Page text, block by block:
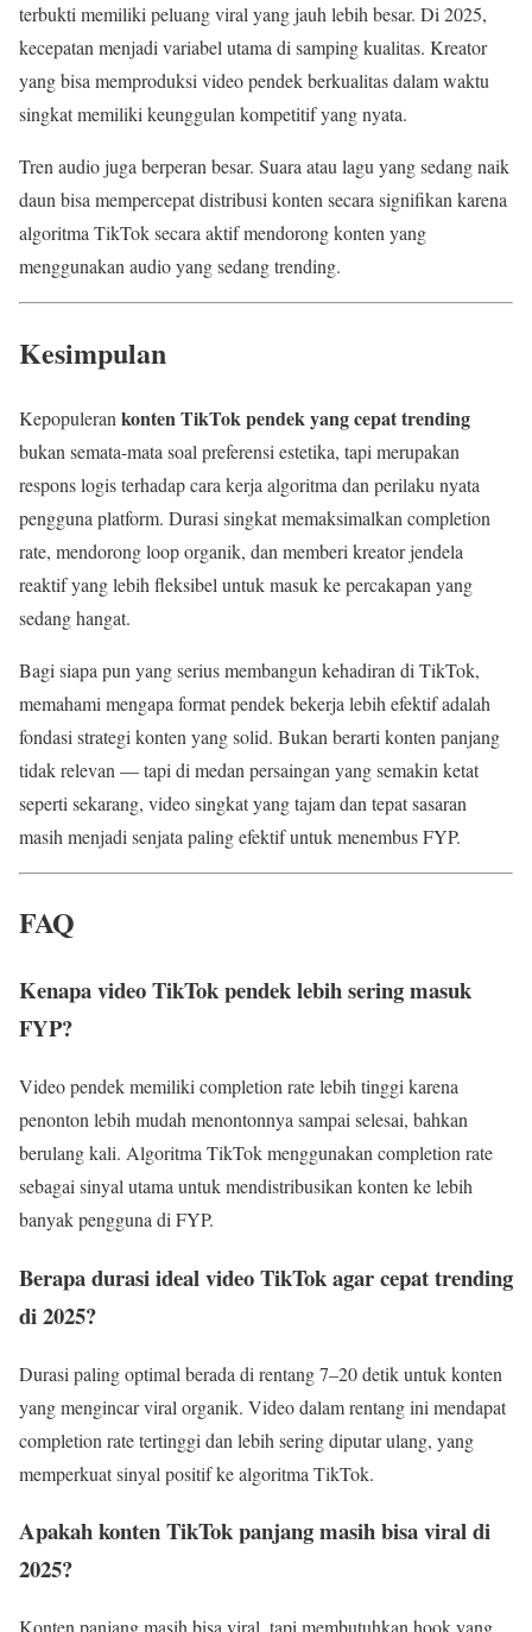
terbukti memiliki peluang viral yang jauh lebih besar. Di 2025,
kecepatan menjadi variabel utama di samping kualitas. Kreator
yang bisa memproduksi video pendek berkualitas dalam waktu
singkat memiliki keunggulan kompetitif yang nyata.
Tren audio juga berperan besar. Suara atau lagu yang sedang naik
daun bisa mempercepat distribusi konten secara signifikan karena
algoritma TikTok secara aktif mendorong konten yang
menggunakan audio yang sedang trending.
Kesimpulan
Kepopuleran konten TikTok pendek yang cepat trending
bukan semata-mata soal preferensi estetika, tapi merupakan
respons logis terhadap cara kerja algoritma dan perilaku nyata
pengguna platform. Durasi singkat memaksimalkan completion
rate, mendorong loop organik, dan memberi kreator jendela
reaktif yang lebih fleksibel untuk masuk ke percakapan yang
sedang hangat.
Bagi siapa pun yang serius membangun kehadiran di TikTok,
memahami mengapa format pendek bekerja lebih efektif adalah
fondasi strategi konten yang solid. Bukan berarti konten panjang
tidak relevan — tapi di medan persaingan yang semakin ketat
seperti sekarang, video singkat yang tajam dan tepat sasaran
masih menjadi senjata paling efektif untuk menembus FYP.
FAQ
Kenapa video TikTok pendek lebih sering masuk
FYP?
Video pendek memiliki completion rate lebih tinggi karena
penonton lebih mudah menontonnya sampai selesai, bahkan
berulang kali. Algoritma TikTok menggunakan completion rate
sebagai sinyal utama untuk mendistribusikan konten ke lebih
banyak pengguna di FYP.
Berapa durasi ideal video TikTok agar cepat trending
di 2025?
Durasi paling optimal berada di rentang 7–20 detik untuk konten
yang mengincar viral organik. Video dalam rentang ini mendapat
completion rate tertinggi dan lebih sering diputar ulang, yang
memperkuat sinyal positif ke algoritma TikTok.
Apakah konten TikTok panjang masih bisa viral di
2025?
Konten panjang masih bisa viral, tapi membutuhkan hook yang